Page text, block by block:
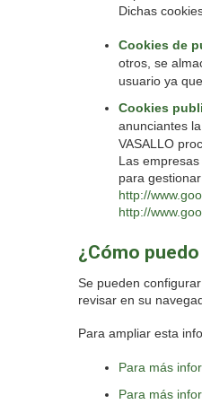
Dichas
Cookies de
otros, se
usuario ya
Cookies
anunciantes
VASALLO
Las
para
http://
http://
¿Cómo
Se pueden
revisar en su
Para ampliar esta
Para más
Para más